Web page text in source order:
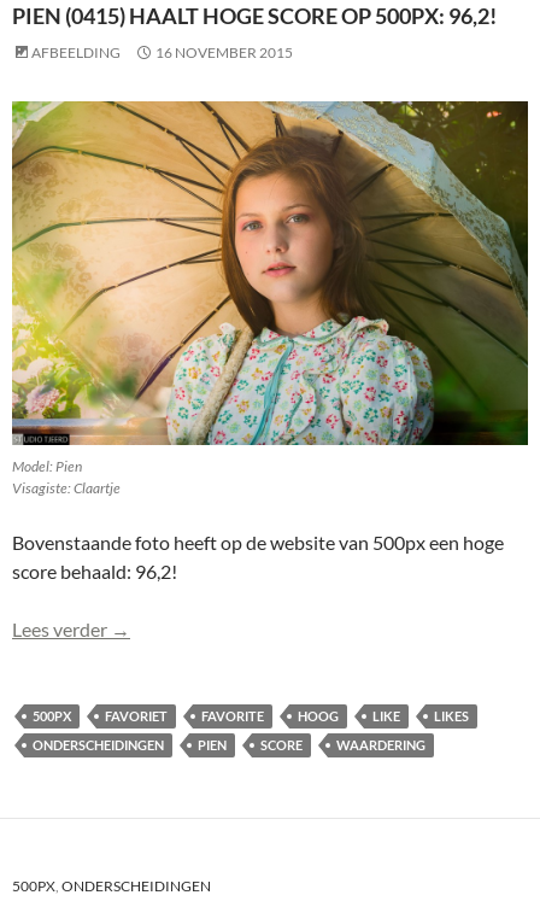
PIEN (0415) HAALT HOGE SCORE OP 500PX: 96,2!
AFBEELDING 16 NOVEMBER 2015
Model: Pien
Visagiste: Claartje
Bovenstaande foto heeft op de website van 500px een hoge
score behaald: 96,2!
Lees verder Pien (0415) haalt hoge score op 500px: 96,2!
→
500PX FAVORIET FAVORITE HOOG LIKE
LIKES
ONDERSCHEIDINGEN
PIEN SCORE WAARDERING
500PX ONDERSCHEIDINGEN